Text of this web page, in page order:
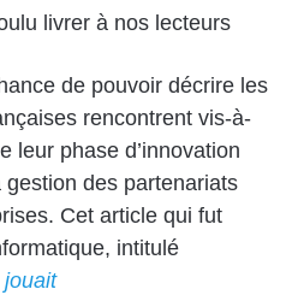
livrer à nos lecteurs
de pouvoir décrire les
rencontrent vis-à-
leur phase d’innovation
des partenariats
Cet article qui fut
intitulé